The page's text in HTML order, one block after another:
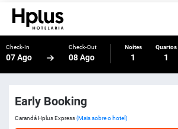
Check-In
07 Ago
Check-Out
08 Ago
Noites
1
Quartos
1
Early Booking
Carandá Hplus Express(Mais sobre o hotel)